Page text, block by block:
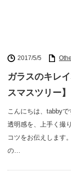
2017/5/5
ガラスのキレ
スマスツリー】
こんにちは、tabby
透明感を、上手く撮
コツをお伝えします
の…